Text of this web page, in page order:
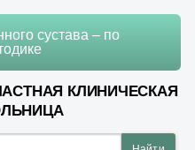
КЛИНИЧЕСКАЯ
сустава – по